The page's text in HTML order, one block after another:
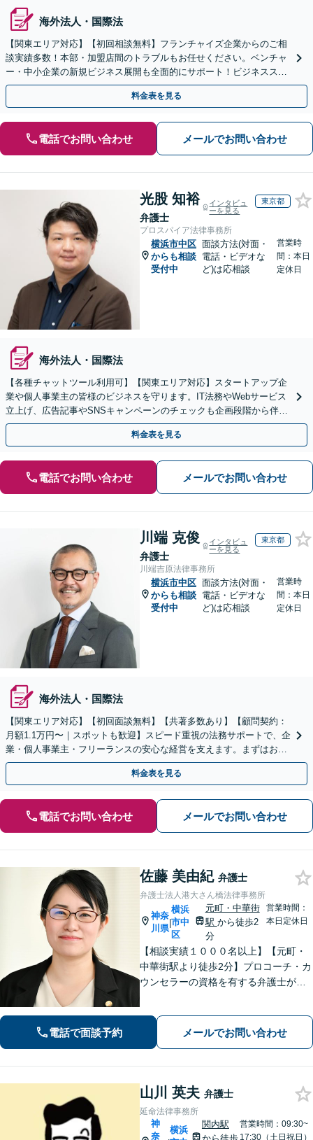
海外法人・国際法
【関東エリア対応】【初回相談無料】フランチャイズ企業からのご相
談実績多数！本部・加盟店間のトラブルもお任せください。ベンチャ
ー・中小企業の新規ビジネス展開も全面的にサポート！ビジネススキ
ームの構築支援も！【夜間・休日相談可能】【完全個室】
料金表を見る
電話でお問い合わせ メールでお問い合わせ
光股 知裕
弁護士
インタビュ
ーを見る
東京都
プロスパイア法律事務所
横浜市中区
からも相談
受付中
面談方法(対面・
電話・ビデオな
ど)は応相談
営業時
間：本日
定休日
海外法人・国際法
【各種チャットツール利用可】【関東エリア対応】スタートアップ企
業や個人事業主の皆様のビジネスを守ります。IT法務やWebサービス
立上げ、広告記事やSNSキャンペーンのチェックも企画段階から伴走
します。配信者特有の悩みにも対応します。
料金表を見る
電話でお問い合わせ メールでお問い合わせ
川端 克俊
弁護士
インタビュ
ーを見る
東京都
川端吉原法律事務所
横浜市中区
からも相談
受付中
面談方法(対面・
電話・ビデオな
ど)は応相談
営業時
間：本日
定休日
海外法人・国際法
【関東エリア対応】【初回面談無料】【共著多数あり】【顧問契約：
月額1.1万円〜｜スポットも歓迎】スピード重視の法務サポートで、企
業・個人事業主・フリーランスの安心な経営を支えます。まずはお気
軽にご相談ください【秘密厳守】【休日・夜間相談可】
料金表を見る
電話でお問い合わせ メールでお問い合わせ
佐藤 美由紀 弁護士
弁護士法人港大さん橋法律事務所
神奈
川県
|
横浜
市中
区
元町・中華街
駅 から徒歩2
分
営業時間：
本日定休日
【相談実績１０００名以上】【元町・
中華街駅より徒歩2分】プロコーチ・カ
ウンセラーの資格を有する弁護士が
離婚・相続・刑事事件などのトラブル
にお悩みの方はお気軽にご相談くださ
電話で面談予約 メールでお問い合わせ
山川 英夫 弁護士
延命法律事務所
神
奈
横浜
関内駅
営業時間：09:30~
17:30（土日祝日）